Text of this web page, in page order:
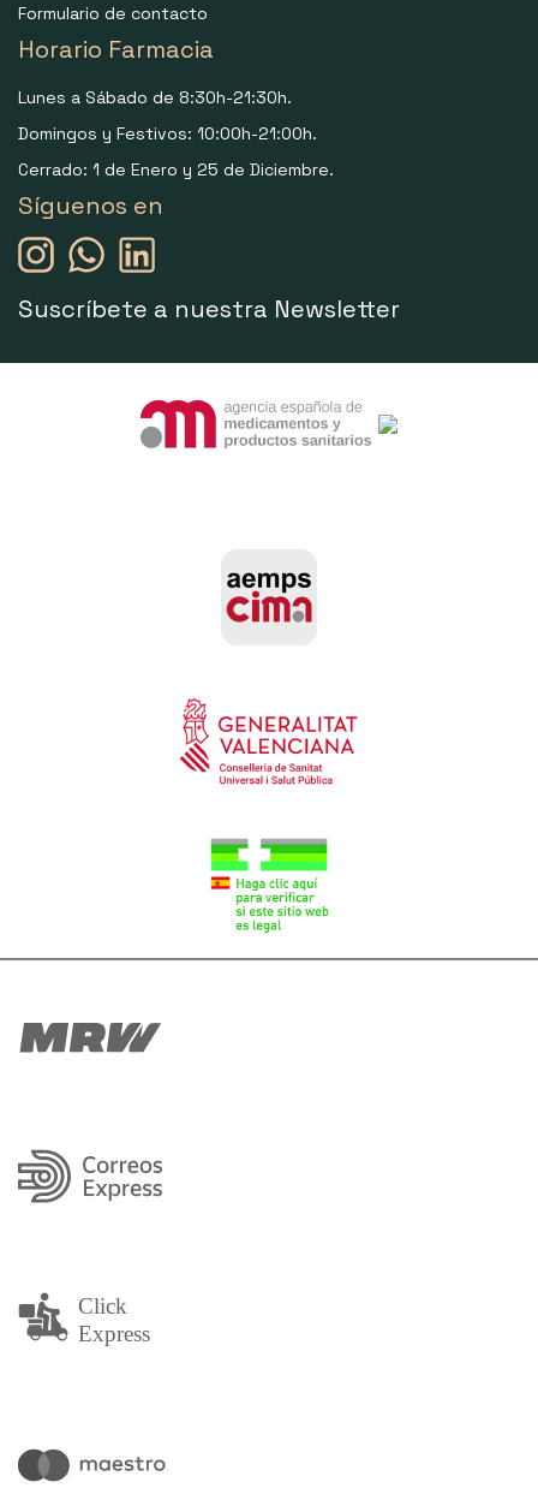
Formulario de contacto
Horario Farmacia
Lunes a Sábado de 8:30h-21:30h.
Domingos y Festivos: 10:00h-21:00h.
Cerrado: 1 de Enero y 25 de Diciembre.
Síguenos en
Suscríbete a nuestra Newsletter